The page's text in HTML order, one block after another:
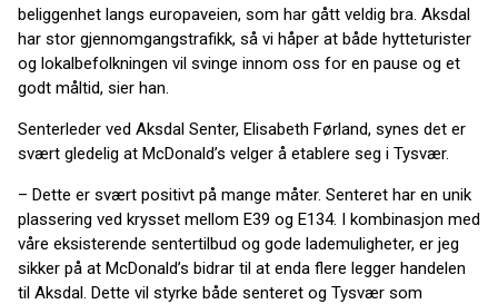
beliggenhet langs europaveien, som har gått veldig bra. Aksdal
har stor gjennomgangstrafikk, så vi håper at både hytteturister
og lokalbefolkningen vil svinge innom oss for en pause og et
godt måltid, sier han.
Senterleder ved Aksdal Senter, Elisabeth Førland, synes det er
svært gledelig at McDonald’s velger å etablere seg i Tysvær.
– Dette er svært positivt på mange måter. Senteret har en unik
plassering ved krysset mellom E39 og E134. I kombinasjon med
våre eksisterende sentertilbud og gode lademuligheter, er jeg
sikker på at McDonald’s bidrar til at enda flere legger handelen
til Aksdal. Dette vil styrke både senteret og Tysvær som